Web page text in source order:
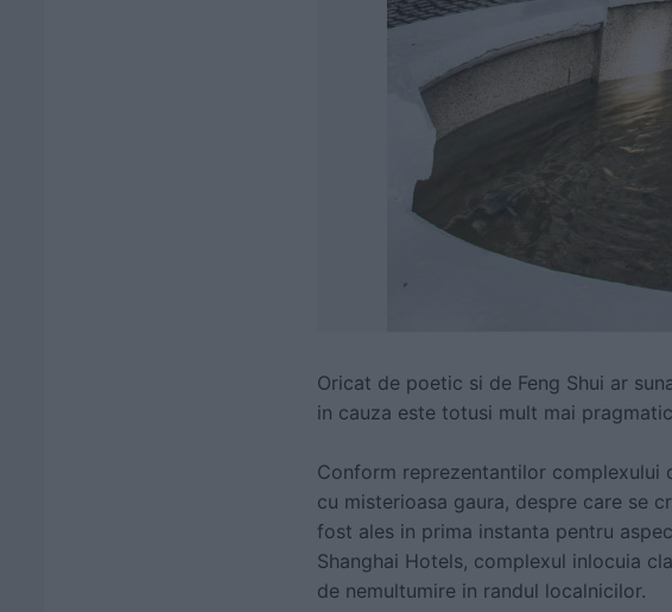
Oricat de poetic si de Feng Shui ar
in cauza este totusi mult mai
Conform reprezentantilor complexului
cu misterioasa gaura, despre care se
fost ales in prima instanta pentru
Shanghai Hotels, complexul inlocuia
de nemultumire in randul localnicilor.